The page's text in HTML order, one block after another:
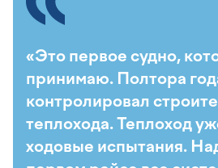
«Это первое судно,
принимаю. Полтора
контролировал
теплохода. Теплоход
ходовые испытания.